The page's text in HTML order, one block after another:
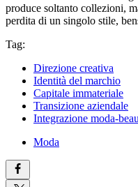
produce soltanto collezioni,
perdita di un singolo stile,
Tag:
Direzione creativa
Identità del marchio
Capitale immateriale
Transizione aziendale
Integrazione moda-
Moda